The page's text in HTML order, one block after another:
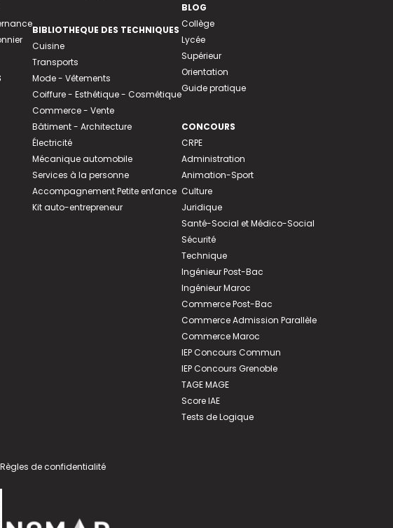
BIBLIOTHEQUE DES TECHNIQUES
Cuisine
Transports
Mode - Vêtements
Coiffure - Esthétique - Cosmétique
Commerce - Vente
Bâtiment - Architecture
Électricité
Mécanique automobile
Services à la personne
Accompagnement Petite enfance
Kit auto-entrepreneur
BLOG
Collège
Lycée
Supérieur
Orientation
Guide pratique
CONCOURS
CRPE
Administration
Animation-Sport
Culture
Juridique
Santé-Social et Médico-Social
Sécurité
Technique
Ingénieur Post-Bac
Ingénieur Maroc
Commerce Post-Bac
Commerce Admission Parallèle
Commerce Maroc
IEP Concours Commun
IEP Concours Grenoble
TAGE MAGE
Score IAE
Tests de Logique
Règles de confidentialité